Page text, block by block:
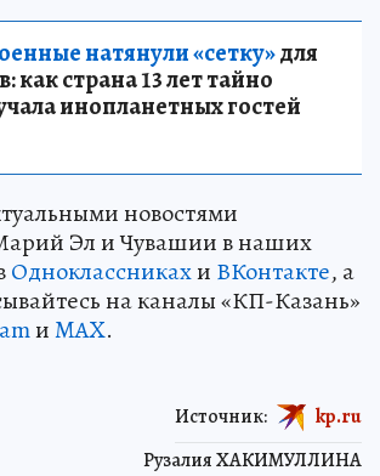
натянули «сетку»для
как страна 13 лет тайно
инопланетных гостей
новостями
Эл и Чувашии в наших
Одноклассникахи ВКонтакте, а
на каналы «КП-Казань»
иMAX.
Рузалия ХАКИМУЛЛИНА
Источник: kp.ru